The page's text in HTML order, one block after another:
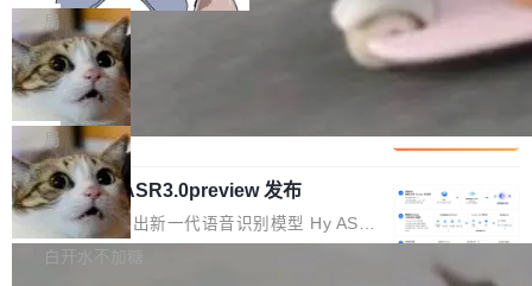
x / Harmony PC curl -fsSL https://solon.noea
r.org/solon...
不断累积，代码仓中的模块关系、接口契约、业
务逻辑等关键信息往往分散于数十乃至数百个文
件之中，形成高度复杂的知识关联网络。传统的
代码检索手段（如关键词匹配、目录遍历）仅能
在语法层面完成文本定位，难以触及代码的语义
内涵与结构关联，导致开发者使用代码智能体在
理解大规模代码仓时面临显著"代码仓理解"瓶
颈。 代码仓深度理解服务（以下简称" CodeBas
e深度理解服务"）是华为云码道（CodeA...
名90后算法工程师王某，为了给自己接的私活腾
服务器空间，删光了公司AI游戏部门的全部核心
数据。 王某2024年1月入职东城区某科技公司AI
短剧部门，有互联网大厂背景。在公司内部架构
调整期间，部门三次通知全员将数据从A集群迁
移到B集群，王某都回复了"收到"。 他没有迁移
数据。2024年9月3日下午4点，他使用此前登录
的账号密码进入A集群，输入了一条被程序员圈
称为"删库跑路"的命令——最高管理员权限、无
局
Cloudflare 分享推理优化实践：KV ca
che 量化 + 权重压缩，吞吐量提升 4
1%，成本降 30%
Kimi 和 GLM 是当前最强的大模型系列之一，但
它们有一个共同的问题：太吃显存了。月之暗面
的 Kimi K 系列和智谱的 GLM 都是长上下文、M
oE 架构的大模型，好用到让人上瘾，但 GPU 显
存永远不够用。 Cloudflare 的 Workers AI 团队
一直在跑这些模型的推理。他们在官方博客上发
局
腾讯混元 Hy ASR3.0preview 发布
腾讯混元正式推出新一代语音识别模型 Hy ASR
3.0preview。基于最新一代大语言模型 Hy3 的
白开水不加糖